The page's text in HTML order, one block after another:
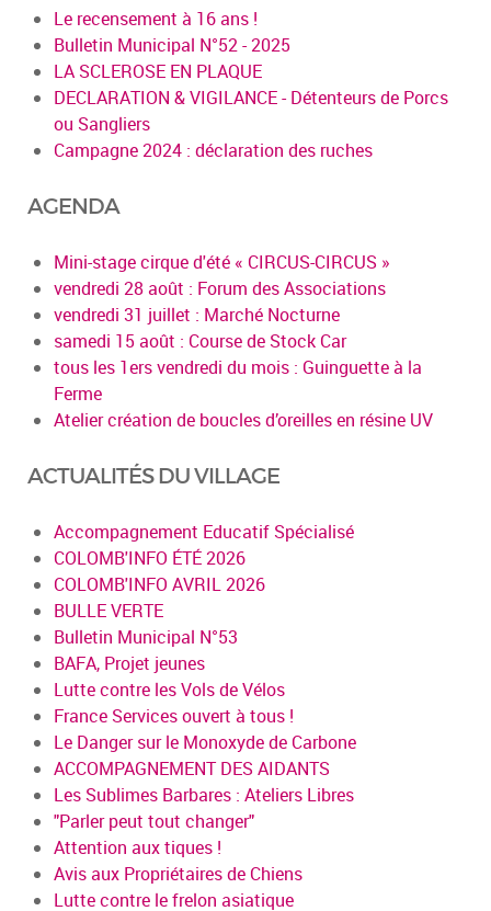
Le recensement à 16 ans !
Bulletin Municipal N°52 - 2025
LA SCLEROSE EN PLAQUE
DECLARATION & VIGILANCE - Détenteurs de Porcs
ou Sangliers
Campagne 2024 : déclaration des ruches
AGENDA
Mini-stage cirque d'été « CIRCUS-CIRCUS »
vendredi 28 août : Forum des Associations
vendredi 31 juillet : Marché Nocturne
samedi 15 août : Course de Stock Car
tous les 1ers vendredi du mois : Guinguette à la
Ferme
Atelier création de boucles d’oreilles en résine UV
ACTUALITÉS DU VILLAGE
Accompagnement Educatif Spécialisé
COLOMB'INFO ÉTÉ 2026
COLOMB'INFO AVRIL 2026
BULLE VERTE
Bulletin Municipal N°53
BAFA, Projet jeunes
Lutte contre les Vols de Vélos
France Services ouvert à tous !
Le Danger sur le Monoxyde de Carbone
ACCOMPAGNEMENT DES AIDANTS
Les Sublimes Barbares : Ateliers Libres
"Parler peut tout changer"
Attention aux tiques !
Avis aux Propriétaires de Chiens
Lutte contre le frelon asiatique